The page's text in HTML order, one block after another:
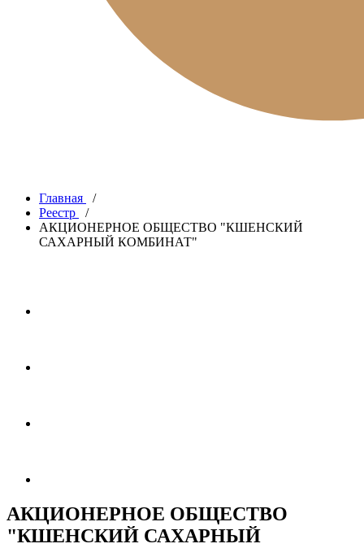
Главная
/
Реестр
/
АКЦИОНЕРНОЕ ОБЩЕСТВО "КШЕНСКИЙ
САХАРНЫЙ КОМБИНАТ"
АКЦИОНЕРНОЕ ОБЩЕСТВО
"КШЕНСКИЙ САХАРНЫЙ